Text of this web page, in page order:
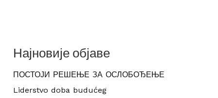
Најновије објаве
ПОСТОЈИ РЕШЕЊЕ ЗА ОСЛОБОЂЕЊЕ
Liderstvo doba budućeg